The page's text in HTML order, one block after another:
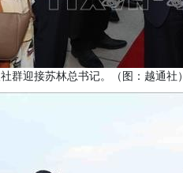
群迎接苏林总书记。（图：越通社）